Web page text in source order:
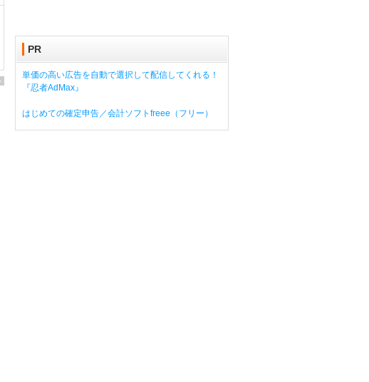
PR
単価の高い広告を自動で選択して配信してくれる！
『忍者AdMax』
はじめての確定申告／会計ソフトfreee（フリー）